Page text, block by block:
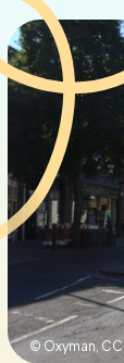
© Oxyman,